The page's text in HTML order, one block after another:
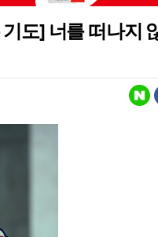
도] 너를 떠나지